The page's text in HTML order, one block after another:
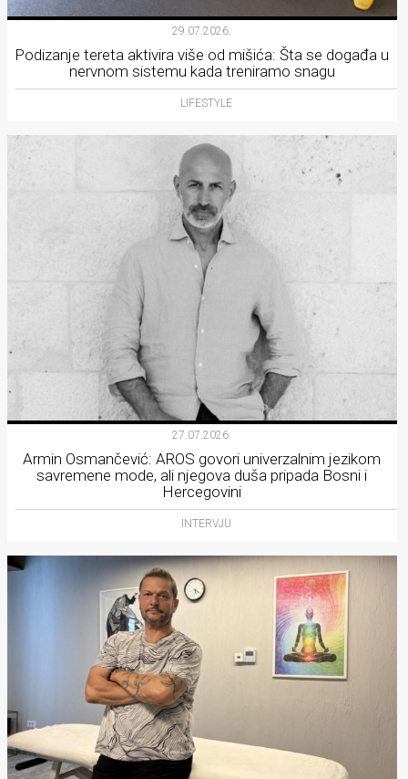
29.07.2026.
Podizanje tereta aktivira više od mišića: Šta se događa u
nervnom sistemu kada treniramo snagu
LIFESTYLE
27.07.2026.
Armin Osmančević: AROS govori univerzalnim jezikom
savremene mode, ali njegova duša pripada Bosni i
Hercegovini
INTERVJU